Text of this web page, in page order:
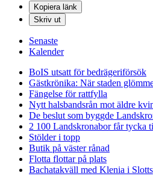
Kopiera länk
Skriv ut
Senaste
Kalender
BoIS utsatt för bedrägeriförsök
Gästkrönika: När staden
Fängelse för rattfylla
Nytt halsbandsrån mot äldre
De beslut som byggde
2 100 Landskronabor får tycka
Stölder i topp
Butik på väster rånad
Flotta flottar på plats
Bachatakväll med Klenia i